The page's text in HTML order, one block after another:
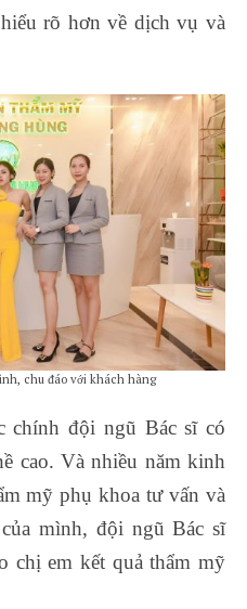
rõ hơn về dịch vụ và
chu đáo với khách hàng
chính đội ngũ Bác sĩ có
cao. Và nhiều năm kinh
mỹ phụ khoa tư vấn và
mình, đội ngũ Bác sĩ
chị em kết quả thẩm mỹ